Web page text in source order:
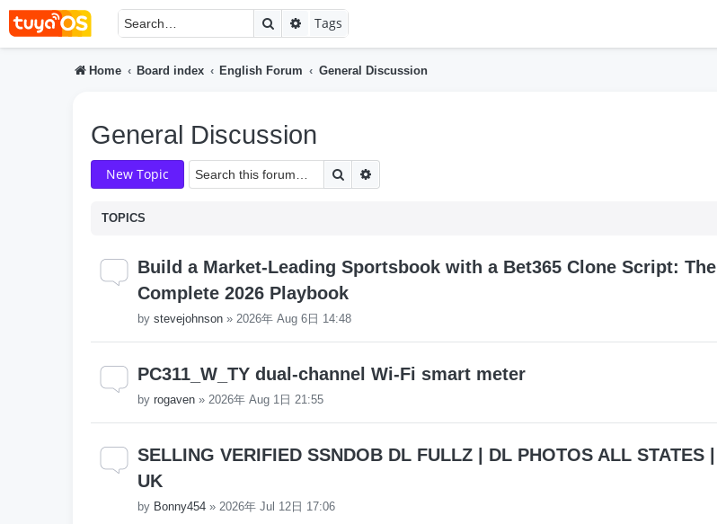
SearchAdvanced search
Tags
Home Board index English Forum General Discussion
General Discussion
New Topic Search
TOPICS
Build a Market-Leading Sportsbook with a Bet365 Clone Script: The
Complete 2026 Playbook
by stevejohnson » 2026年 Aug 6日 14:48
PC311_W_TY dual-channel Wi-Fi smart meter
by rogaven » 2026年 Aug 1日 21:55
SELLING VERIFIED SSNDOB DL FULLZ | DL PHOTOS ALL STATES |
UK
by Bonny454 » 2026年 Jul 12日 17:06